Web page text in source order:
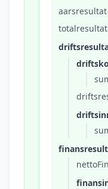
aarsresultat
totalresultat